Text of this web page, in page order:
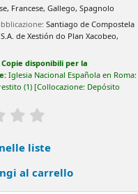
, Francese,Gallego,Spagnolo
Santiago de Compostela
S.A. de Xestión do Plan Xacobeo,
Copie disponibili per la
Iglesia Nacional Española en Roma:
(1) Collocazione: Depósito
liste
al carrello